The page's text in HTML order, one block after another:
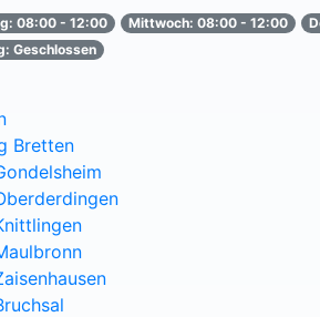
08:00 - 12:00 Mittwoch: 08:00 - 12:00
Geschlossen
Bretten